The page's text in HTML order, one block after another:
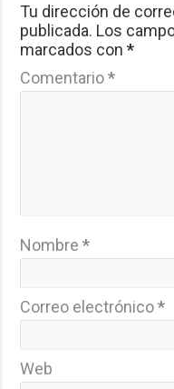
Tu dirección de
publicada. Los
marcados con*
Comentario*
Nombre*
Correo electrónico*
Web